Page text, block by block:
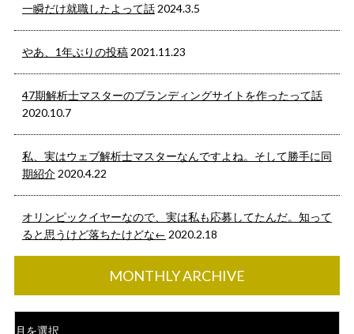
一瞬だけ就職したよって話 2024.3.5
やあ、1年ぶりの投稿 2021.11.23
47期解析士マスターのブランディングサイトを作ったって話
2020.10.7
私、実はウェブ解析士マスターなんですよね。そして勝手に同
期紹介 2020.4.22
オリンピックイヤーなので、実は私も応募してたんだ。知って
ると思うけど落ちたけどな← 2020.2.18
MONTHLY ARCHIVE